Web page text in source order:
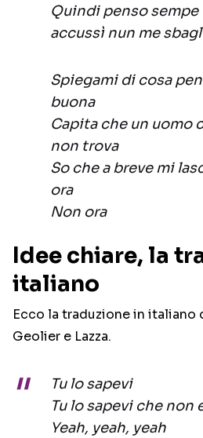
Quindi penso sempe
accussì nun me
Spiegami di cosa
buona
Capita che un uomo
non trova
So che a breve mi
ora
Non ora
Idee chiare, la
italiano
Ecco la traduzione in italiano
Geolier e Lazza.
Tu lo sapevi
Tu lo sapevi che non
Yeah, yeah, yeah